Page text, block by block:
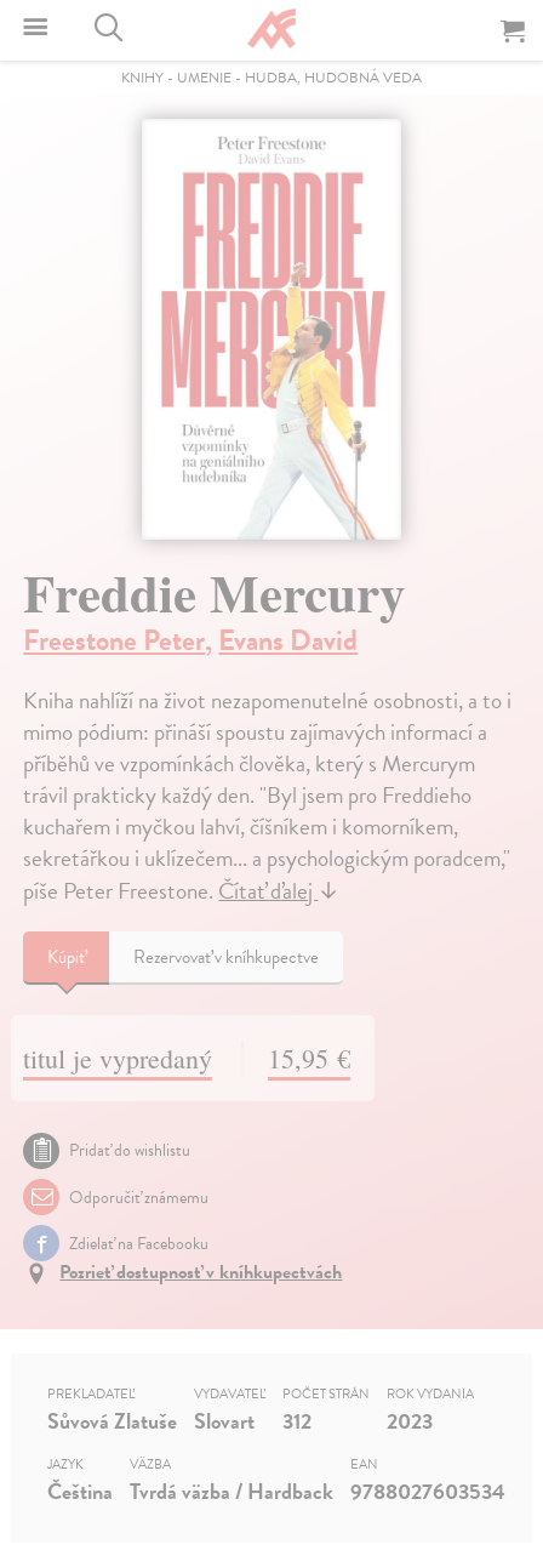
KNIHY - UMENIE - HUDBA, HUDOBNÁ VEDA
Freddie Mercury
Freestone Peter,Evans David
Kniha nahlíží na život nezapomenutelné osobnosti, a to i
mimo pódium: přináší spoustu zajímavých informací a
příběhů ve vzpomínkách člověka, který s Mercurym
trávil prakticky každý den. "Byl jsem pro Freddieho
kuchařem i myčkou lahví, číšníkem i komorníkem,
sekretářkou i uklízečem... a psychologickým poradcem,"
píše Peter Freestone.Čítať ďalej↓
Kúpiť Rezervovať v kníhkupectve
titul je vypredaný 15,95 €
Pridať do wishlistu
Odporučiť známemu
Zdielať na Facebooku
Pozrieť dostupnosť v kníhkupectvách
PREKLADATEĽ
Sůvová Zlatuše
VYDAVATEĽ
Slovart
POČET STRÁN
312
ROK VYDANIA
2023
JAZYK
Čeština
VÄZBA
Tvrdá väzba / Hardback
EAN
9788027603534